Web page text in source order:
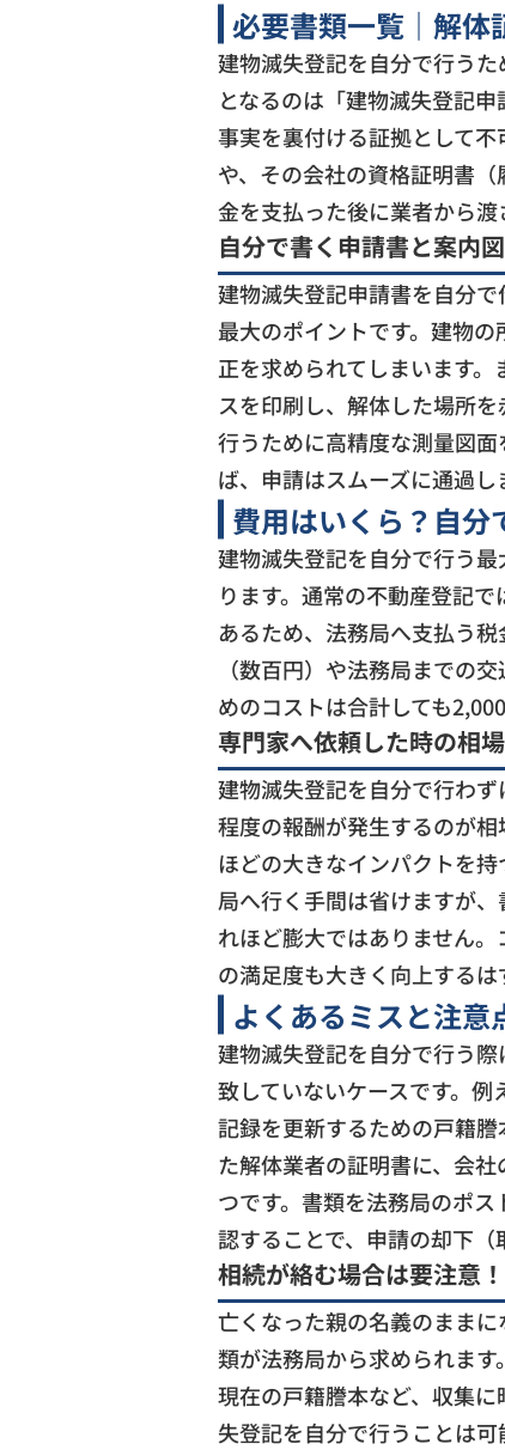
必要書類一覧｜解体
建物滅失登記を自分で行う
となるのは「建物滅失登記
事実を裏付ける証拠として
や、その会社の資格証明書
金を支払った後に業者から
自分で書く申請書と案内
建物滅失登記申請書を自分
最大のポイントです。建物
正を求められてしまいます
スを印刷し、解体した場所
行うために高精度な測量図
ば、申請はスムーズに通過し
費用はいくら？自分
建物滅失登記を自分で行う
ります。通常の不動産登記
あるため、法務局へ支払う
（数百円）や法務局までの
めのコストは合計しても
専門家へ依頼した時の相
建物滅失登記を自分で行わ
程度の報酬が発生するのが
ほどの大きなインパクトを
局へ行く手間は省けますが
れほど膨大ではありません
の満足度も大きく向上するは
よくあるミスと注意
建物滅失登記を自分で行う
致していないケースです。
記録を更新するための戸籍
た解体業者の証明書に、会
つです。書類を法務局のポ
認することで、申請の却下（
相続が絡む場合は要注意
亡くなった親の名義のまま
類が法務局から求められま
現在の戸籍謄本など、収集
失登記を自分で行うことは